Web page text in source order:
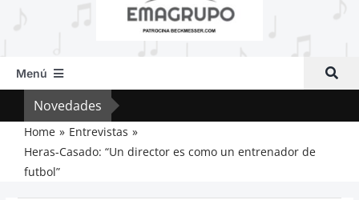
Menú
Inicio
Actual
Artículos
Novedades
Home
Entrevistas
Heras-Casado: “Un director es como un entrenador de
futbol”